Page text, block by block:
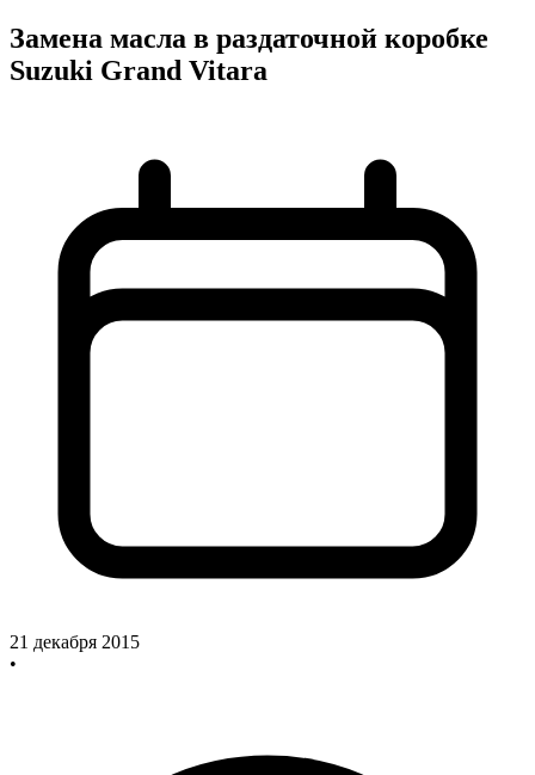
Замена масла в раздаточной коробке
Suzuki Grand Vitara
21 декабря 2015
•